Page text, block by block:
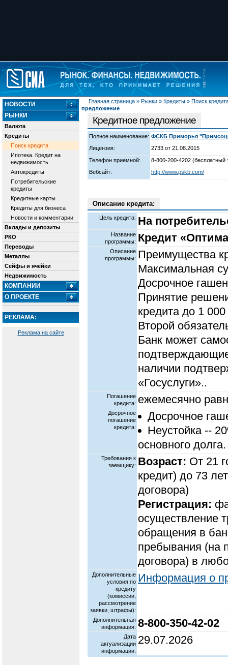
Главная страница » Рынки » Кредиты » Поиск
предложение
НОВОСТИ
РЫНКИ
Валюта
Кредиты
Поиск кредита
Ипотека. Кредит на
недвижимость
Автокредиты
Потребительские
кредиты
Кредитные карты
Кредиты для бизнеса
Новости и комментарии
Вклады и депозиты
РКО
Переводы
Металлы
Сейфы и ячейки
Недвижимость
КОМПАНИИ
О ПРОЕКТЕ
РЕКЛАМА:
Реклама на сайте
Кредитное предложение
Полное наименование: ФСКБ Приморья
Лицензия:
2733 от 21.08.2015
Телефон приемной:
8-800-200-4202 (бесплатный
Вебсайт:
http://www.pskb.com/
Описание кредита:
Цель кредита: На
Название
программы: Кредит
Описание
программы: Преимущества
Максимальная
Досрочное
Принятие
кредита до 1
Второй
Банк может
наличии
«Госуслуги»..
Погашение
кредита: ежемесячно
Досрочное
погашение
кредита:
Досрочное
Неустойка --
основного долга.
Требования к
заемщику: Возраст: От 21
кредит) до 73
договора)
Регистрация:
осуществление
обращения в
пребывания (на
договора) в
Дополнительные
условия по
кредиту
(комиссии,
рассмотрение
заявки, штрафы):
Информация о
Дополнительная
информация: 8-800-350-42-02
Дата
актуализации
информации:
29.07.2026